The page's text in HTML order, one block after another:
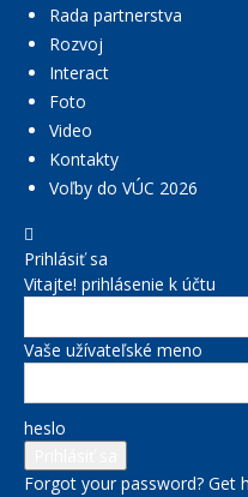
Rada partnerstva
Rozvoj
Interact
Foto
Video
Kontakty
Voľby do VÚC 2026
Prihlásiť sa
Vitajte! prihlásenie k účtu
Vaše užívateľské meno
heslo
Forgot your password? Get